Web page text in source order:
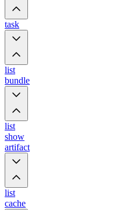
task
list
bundle
list
show
artifact
list
cache